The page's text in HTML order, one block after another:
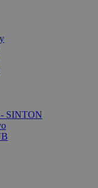
SINTON